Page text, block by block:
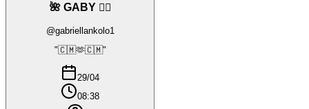
🌺 GABY ❤️‍🔥
@gabriellankolo1
"🇨🇲🫶🇨🇲"
29/04
08:38